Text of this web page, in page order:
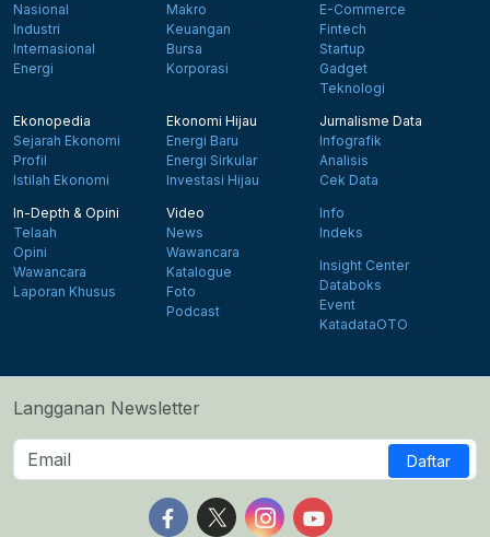
Nasional
Industri
Internasional
Energi
Makro
Keuangan
Bursa
Korporasi
E-Commerce
Fintech
Startup
Gadget
Teknologi
Ekonopedia
Sejarah Ekonomi
Profil
Istilah Ekonomi
Ekonomi Hijau
Energi Baru
Energi Sirkular
Investasi Hijau
Jurnalisme Data
Infografik
Analisis
Cek Data
In-Depth & Opini
Telaah
Opini
Wawancara
Laporan Khusus
Video
News
Wawancara
Katalogue
Foto
Podcast
Info
Indeks
Insight Center
Databoks
Event
KatadataOTO
Langganan Newsletter
Daftar
Follow us on Facebook
Follow us on X
Follow us on Instagram
Follow us on